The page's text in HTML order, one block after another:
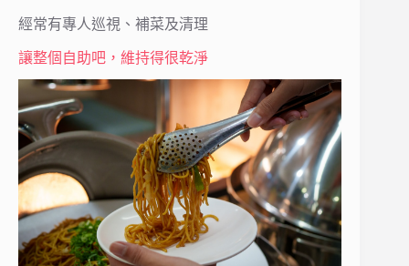
經常有專人巡視、補菜及清理
讓整個自助吧，維持得很乾淨